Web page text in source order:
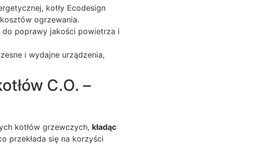
kotły Ecodesign
ogrzewania.
do poprawy jakości powietrza i
i wydajne urządzenia,
C.O. –
kotłów grzewczych, kładąc
przekłada się na korzyści